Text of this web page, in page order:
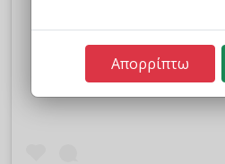
Δείτε αυτή τη
Απορρίπτω